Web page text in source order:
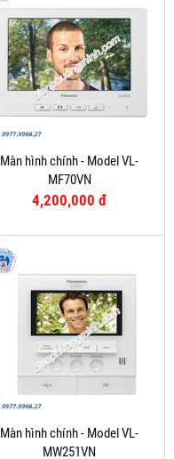
Màn hình chính - Model VL-
MF70VN
4,200,000 đ
Màn hình chính - Model VL-
MW251VN